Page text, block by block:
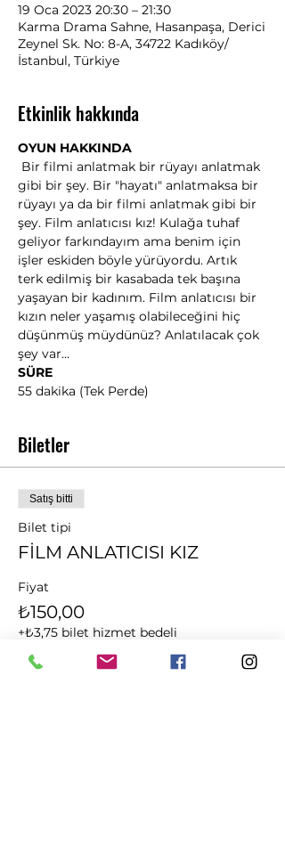
19 Oca 2023 20:30 – 21:30
Karma Drama Sahne, Hasanpaşa, Derici
Zeynel Sk. No: 8-A, 34722 Kadıköy/
İstanbul, Türkiye
Etkinlik hakkında
OYUN HAKKINDA
gibi bir şey. Bir "hayatı" anlatmaksa bir
rüyayı ya da bir filmi anlatmak gibi bir
şey. Film anlatıcısı kız! Kulağa tuhaf
geliyor farkındayım ama benim için
işler eskiden böyle yürüyordu. Artık
terk edilmiş bir kasabada tek başına
yaşayan bir kadınım. Film anlatıcısı bir
kızın neler yaşamış olabileceğini hiç
düşünmüş müydünüz? Anlatılacak çok
şey var...
SÜRE
55 dakika (Tek Perde)
Biletler
Satış bitti
Bilet tipi
FİLM ANLATICISI KIZ
Fiyat
₺150,00
+₺3,75 bilet hizmet bedeli